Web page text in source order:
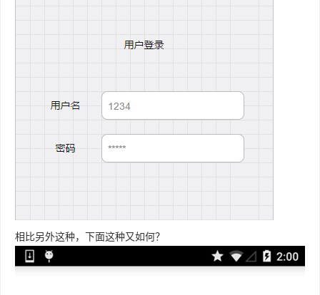
相比另外这种，下面这种又如何？